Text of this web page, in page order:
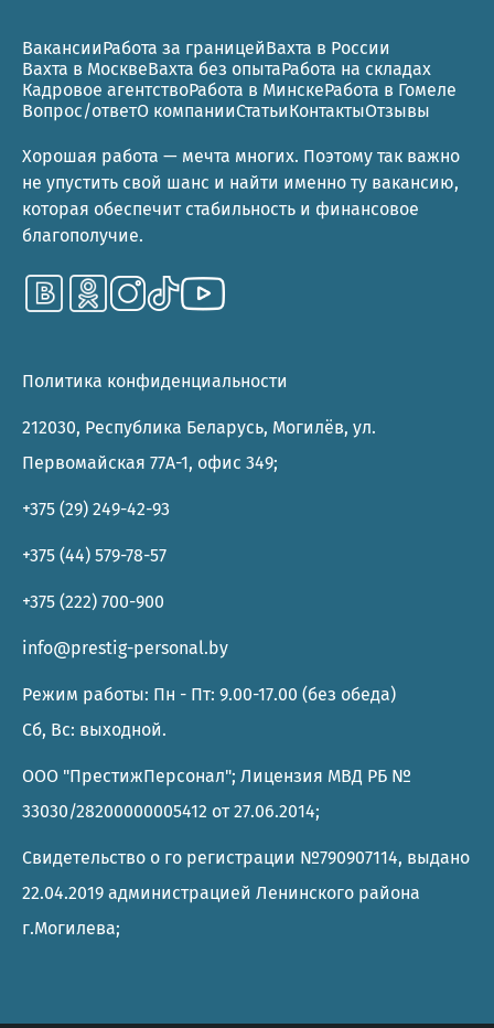
ВакансииРабота за границейВахта в России
Вахта в МосквеВахта без опытаРабота на складах
Кадровое агентствоРабота в МинскеРабота в Гомеле
Вопрос/ответО компанииСтатьиКонтактыОтзывы
Хорошая работа — мечта многих. Поэтому так важно
не упустить свой шанс и найти именно ту вакансию,
которая обеспечит стабильность и финансовое
благополучие.
Политика конфиденциальности
212030, Республика Беларусь, Могилёв, ул.
Первомайская 77А-1, офис 349;
+375 (29) 249-42-93
+375 (44) 579-78-57
+375 (222) 700-900
info@prestig-personal.by
Режим работы: Пн - Пт: 9.00-17.00 (без обеда)
Сб, Вс: выходной.
ООО "ПрестижПерсонал"; Лицензия МВД РБ №
33030/28200000005412 от 27.06.2014;
Свидетельство о го регистрации №790907114, выдано
22.04.2019 администрацией Ленинского района
г.Могилева;